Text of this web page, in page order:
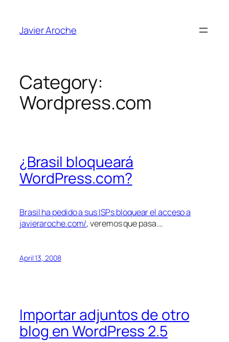
content
Javier Aroche
Category:
Wordpress.com
¿Brasil bloqueará
WordPress.com?
Brasil ha pedido a sus ISPs bloquear el acceso a
javieraroche.com/, veremos que pasa….
April 13, 2008
Importar adjuntos de otro
blog en WordPress 2.5